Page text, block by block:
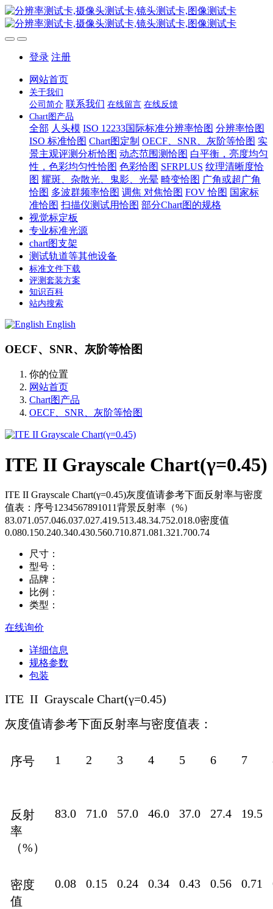
登录 注册
网站首页
关于我们
公司简介 联系我们 在线留言 在线反馈
Chart图产品
全部 人头模 ISO 12233国际标准分辨率恰图 分辨率恰图
ISO 标准恰图 Chart图定制 OECF、SNR、灰阶等恰图 实
景主观评测分析恰图 动态范围测恰图 白平衡，亮度均匀
性，色彩均匀性恰图 色彩恰图 SFRPLUS 纹理清晰度恰
图 耀斑、杂散光、鬼影、光晕 畸变恰图 广角或超广角
恰图 多波群频率恰图 调焦 对焦恰图 FOV 恰图 国家标
准恰图 扫描仪测试用恰图 部分Chart图的规格
视觉标定板
专业标准光源
chart图支架
测试轨道等其他设备
标准文件下载
评测套装方案
知识百科
站内搜索
English
OECF、SNR、灰阶等恰图
你的位置
网站首页
Chart图产品
OECF、SNR、灰阶等恰图
ITE II Grayscale Chart(γ=0.45)
ITE II Grayscale Chart(γ=0.45)灰度值请参考下面反射率与密度
值表：序号1234567891011背景反射率（%）
83.071.057.046.037.027.419.513.48.34.752.018.0密度值
0.080.150.240.340.430.560.710.871.081.321.700.74
尺寸：
型号：
品牌：
比例：
类型：
在线询价
详细信息
规格参数
包装
ITE II Grayscale Chart(γ=0.45)
灰度值请参考下面反射率与密度值表：
序号 1 2 3 4 5 6 7
反射
率
（%）
83.0 71.0 57.0 46.0 37.0 27.4 19.5
密度
值
0.08 0.15 0.24 0.34 0.43 0.56 0.71